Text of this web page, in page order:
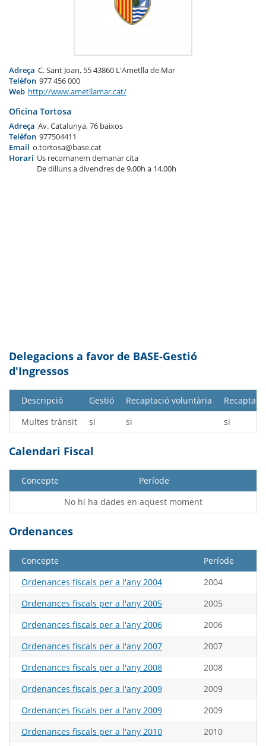
Adreça C. Sant Joan, 55 43860 L'Ametlla de Mar
Telèfon 977 456 000
Web http://www.ametllamar.cat/
Oficina Tortosa
Adreça Av. Catalunya, 76 baixos
Telèfon 977504411
Email o.tortosa@base.cat
Horari Us recomanem demanar cita
De dilluns a divendres de 9.00h a 14.00h
Delegacions a favor de BASE-Gestió
d'Ingressos
Descripció Gestió Recaptació voluntària
Multes trànsit
si si si
Calendari Fiscal
Concepte
Període
No hi ha dades en aquest moment
Ordenances
Concepte
Període
Ordenances fiscals per a l'any 2004
2004
Ordenances fiscals per a l'any 2005
2005
Ordenances fiscals per a l'any 2006
2006
Ordenances fiscals per a l'any 2007
2007
Ordenances fiscals per a l'any 2008
2008
Ordenances fiscals per a l'any 2009
2009
Ordenances fiscals per a l'any 2009
2009
Ordenances fiscals per a l'any 2010
2010